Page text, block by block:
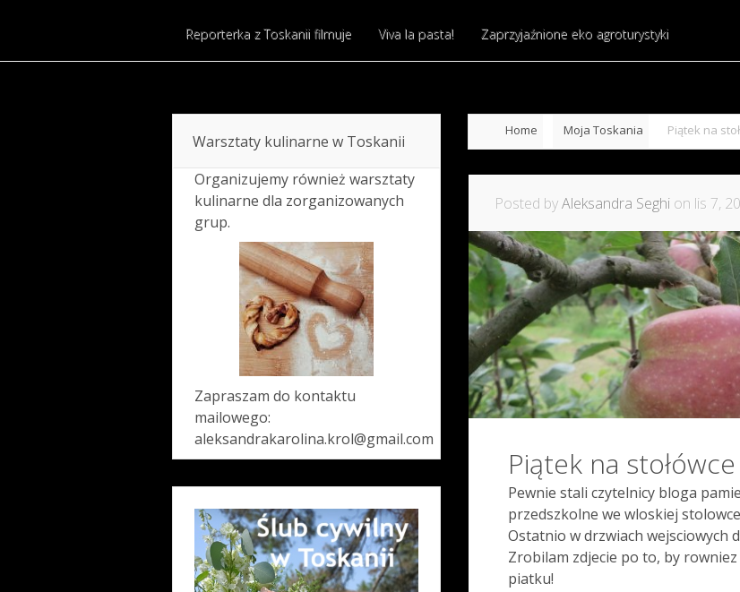
Reporterka z Toskanii filmuje Viva la pasta! Zaprzyjaźnione eko agroturystyki
Home Moja Toskania Piątek na
Posted byAleksandra Seghi on lis 7,
Piątek na
Pewnie stali czytelnicy bloga
przedszkolne we wloskiej
Ostatnio w drzwiach wejsciowych
Zrobilam zdjecie po to, by
piatku!
Warsztaty kulinarne w Toskanii
Organizujemy również warsztaty
kulinarne dla zorganizowanych
grup.
Zapraszam do kontaktu
mailowego:
aleksandrakarolina.krol@gmail.com